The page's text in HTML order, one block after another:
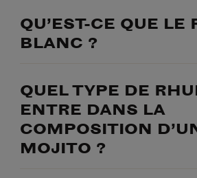
QU’EST-CE QUE LE
BLANC ?
QUEL TYPE DE
ENTRE DANS LA
COMPOSITION
MOJITO ?